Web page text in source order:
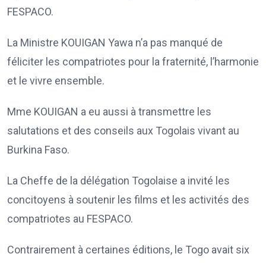
FESPACO.
La Ministre KOUIGAN Yawa n’a pas manqué de
féliciter les compatriotes pour la fraternité, l’harmonie
et le vivre ensemble.
Mme KOUIGAN a eu aussi à transmettre les
salutations et des conseils aux Togolais vivant au
Burkina Faso.
La Cheffe de la délégation Togolaise a invité les
concitoyens à soutenir les films et les activités des
compatriotes au FESPACO.
Contrairement à certaines éditions, le Togo avait six